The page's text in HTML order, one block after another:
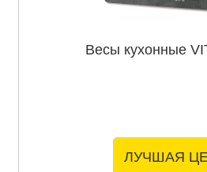
Весы кухонные
ЛУЧШАЯ